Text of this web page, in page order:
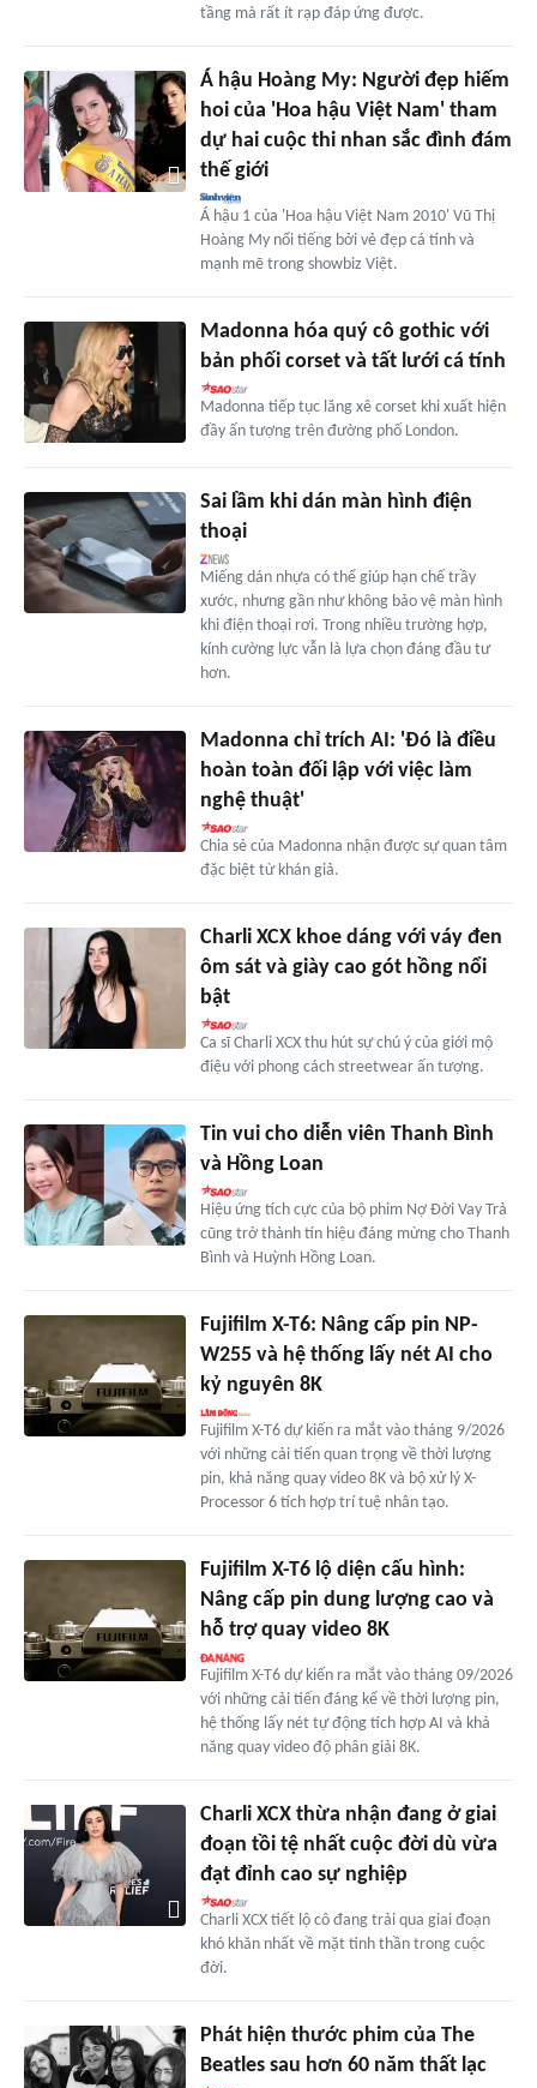
tầng mà rất ít rạp đáp ứng được.
Á hậu Hoàng My: Người đẹp hiếm
hoi của 'Hoa hậu Việt Nam' tham
dự hai cuộc thi nhan sắc đình đám
thế giới
Á hậu 1 của 'Hoa hậu Việt Nam 2010' Vũ Thị
Hoàng My nổi tiếng bởi vẻ đẹp cá tính và
mạnh mẽ trong showbiz Việt.
Madonna hóa quý cô gothic với
bản phối corset và tất lưới cá tính
Madonna tiếp tục lăng xê corset khi xuất hiện
đầy ấn tượng trên đường phố London.
Sai lầm khi dán màn hình điện
thoại
Miếng dán nhựa có thể giúp hạn chế trầy
xước, nhưng gần như không bảo vệ màn hình
khi điện thoại rơi. Trong nhiều trường hợp,
kính cường lực vẫn là lựa chọn đáng đầu tư
hơn.
Madonna chỉ trích AI: 'Đó là điều
hoàn toàn đối lập với việc làm
nghệ thuật'
Chia sẻ của Madonna nhận được sự quan tâm
đặc biệt từ khán giả.
Charli XCX khoe dáng với váy đen
ôm sát và giày cao gót hồng nổi
bật
Ca sĩ Charli XCX thu hút sự chú ý của giới mộ
điệu với phong cách streetwear ấn tượng.
Tin vui cho diễn viên Thanh Bình
và Hồng Loan
Hiệu ứng tích cực của bộ phim Nợ Đời Vay Trả
cũng trở thành tín hiệu đáng mừng cho Thanh
Bình và Huỳnh Hồng Loan.
Fujifilm X-T6: Nâng cấp pin NP-
W255 và hệ thống lấy nét AI cho
kỷ nguyên 8K
Fujifilm X-T6 dự kiến ra mắt vào tháng 9/2026
với những cải tiến quan trọng về thời lượng
pin, khả năng quay video 8K và bộ xử lý X-
Processor 6 tích hợp trí tuệ nhân tạo.
Fujifilm X-T6 lộ diện cấu hình:
Nâng cấp pin dung lượng cao và
hỗ trợ quay video 8K
Fujifilm X-T6 dự kiến ra mắt vào tháng 09/2026
với những cải tiến đáng kể về thời lượng pin,
hệ thống lấy nét tự động tích hợp AI và khả
năng quay video độ phân giải 8K.
Charli XCX thừa nhận đang ở giai
đoạn tồi tệ nhất cuộc đời dù vừa
đạt đỉnh cao sự nghiệp
Charli XCX tiết lộ cô đang trải qua giai đoạn
khó khăn nhất về mặt tinh thần trong cuộc
đời.
Phát hiện thước phim của The
Beatles sau hơn 60 năm thất lạc